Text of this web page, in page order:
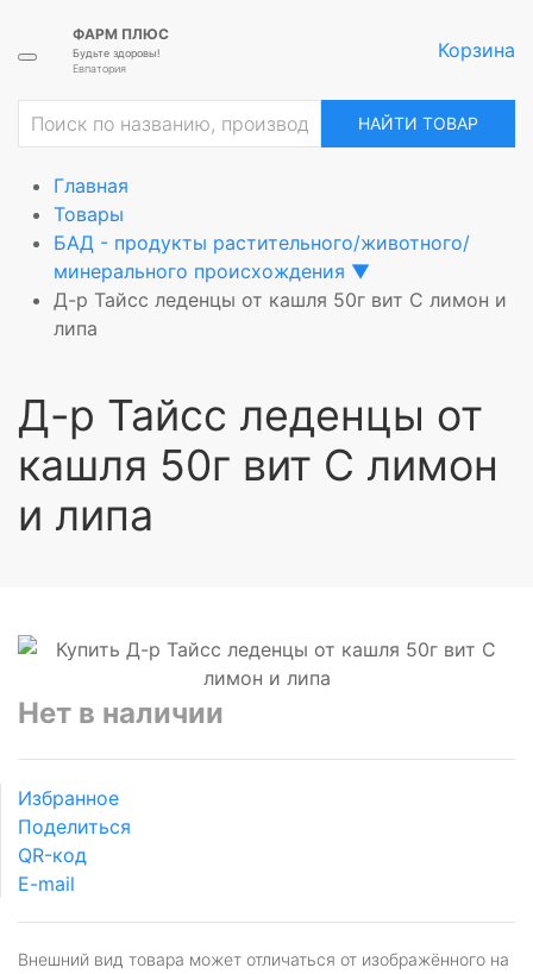
ФАРМ ПЛЮС
Будьте здоровы!
Евпатория
Корзина
НАЙТИ ТОВАР
Главная
Товары
БАД - продукты растительного/животного/
минерального происхождения ▼
Д-р Тайсс леденцы от кашля 50г вит С лимон и
липа
Д-р Тайсс леденцы от
кашля 50г вит С лимон
и липа
Нет в наличии
Избранное
Поделиться
QR-код
E-mail
Внешний вид товара может отличаться от изображённого на